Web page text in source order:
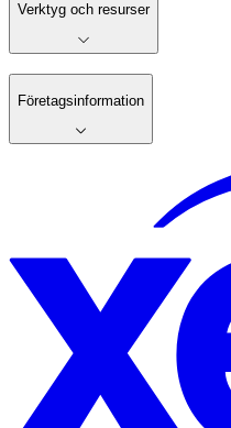
Verktyg och resurser
Företagsinformation